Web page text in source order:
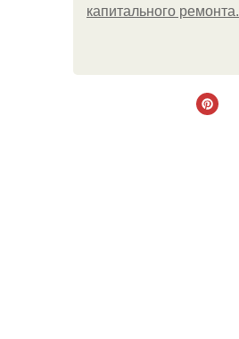
капитального ремонта.